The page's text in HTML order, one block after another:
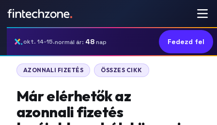
okt. 14-15.normál ár: 48nap Fedezd fel
AZONNALI FIZETÉS ÖSSZES CIKK
Már elérhetők az
azonnali fizetés